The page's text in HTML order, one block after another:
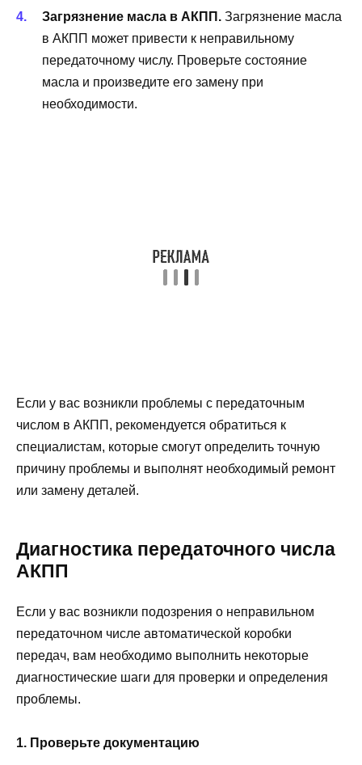
Загрязнение масла в АКПП. Загрязнение масла
в АКПП может привести к неправильному
передаточному числу. Проверьте состояние
масла и произведите его замену при
необходимости.
Если у вас возникли проблемы с передаточным
числом в АКПП, рекомендуется обратиться к
специалистам, которые смогут определить точную
причину проблемы и выполнят необходимый ремонт
или замену деталей.
Диагностика передаточного числа
АКПП
Если у вас возникли подозрения о неправильном
передаточном числе автоматической коробки
передач, вам необходимо выполнить некоторые
диагностические шаги для проверки и определения
проблемы.
1. Проверьте документацию